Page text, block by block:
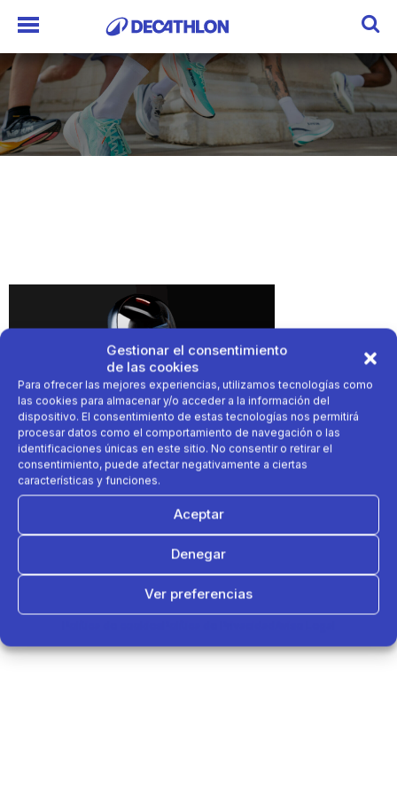
Gestionar el consentimiento
de las cookies
Para ofrecer las mejores experiencias, utilizamos tecnologías como
las cookies para almacenar y/o acceder a la información del
dispositivo. El consentimiento de estas tecnologías nos permitirá
procesar datos como el comportamiento de navegación o las
identificaciones únicas en este sitio. No consentir o retirar el
consentimiento, puede afectar negativamente a ciertas
características y funciones.
Aceptar
Denegar
Ver preferencias